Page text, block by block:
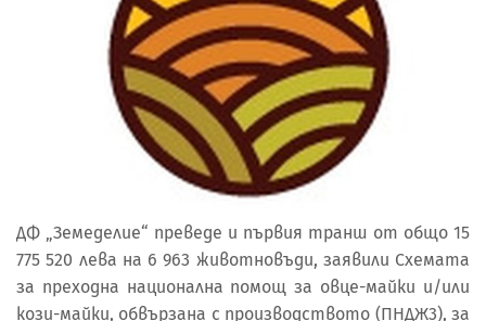
ДФ „Земеделие“ преведе и първия транш от общо 15
775 520 лева на 6 963 животновъди, заявили Схемата
за преходна национална помощ за овце-майки и/или
кози-майки, обвързана с производството (ПНДЖ3), за